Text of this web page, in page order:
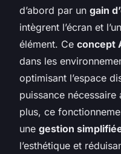
d’abord par un gain
intègrent l’écran et
élément. Ce concept
dans les
optimisant l’espace
puissance
plus, ce
une gestion
l’esthétique et